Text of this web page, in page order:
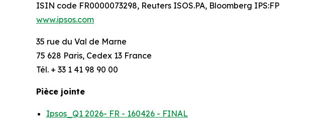
ISIN code FR0000073298, Reuters ISOS.PA, Bloomberg IPS:FP
www.ipsos.com
35 rue du Val de Marne
75 628 Paris, Cedex 13 France
Tél. + 33 1 41 98 90 00
Pièce jointe
Ipsos_Q1 2026- FR - 160426 - FINAL